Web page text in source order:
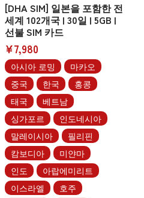
[DHA SIM] 일본을 포함한 전
세계 102개국 | 30일 | 5GB |
선불 SIM 카드
¥7,980
아시아 로밍
마카오
중국
한국
홍콩
태국
베트남
싱가포르
인도네시아
말레이시아
필리핀
캄보디아
미얀마
인도
아랍에미리트
이스라엘
호주